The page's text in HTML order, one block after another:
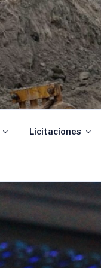
Licitaciones